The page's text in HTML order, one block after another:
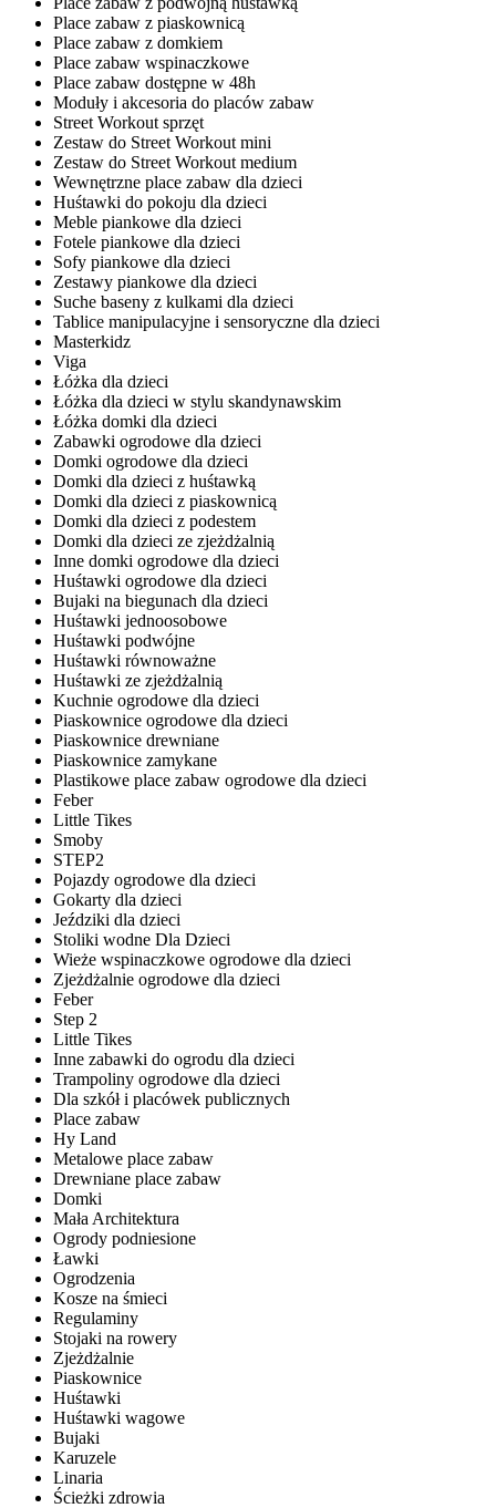
Place zabaw z piaskownicą
Place zabaw z domkiem
Place zabaw wspinaczkowe
Place zabaw dostępne w 48h
Moduły i akcesoria do placów zabaw
Street Workout sprzęt
Zestaw do Street Workout mini
Zestaw do Street Workout medium
Wewnętrzne place zabaw dla dzieci
Huśtawki do pokoju dla dzieci
Meble piankowe dla dzieci
Fotele piankowe dla dzieci
Sofy piankowe dla dzieci
Zestawy piankowe dla dzieci
Suche baseny z kulkami dla dzieci
Tablice manipulacyjne i sensoryczne dla dzieci
Masterkidz
Viga
Łóżka dla dzieci
Łóżka dla dzieci w stylu skandynawskim
Łóżka domki dla dzieci
Zabawki ogrodowe dla dzieci
Domki ogrodowe dla dzieci
Domki dla dzieci z huśtawką
Domki dla dzieci z piaskownicą
Domki dla dzieci z podestem
Domki dla dzieci ze zjeżdżalnią
Inne domki ogrodowe dla dzieci
Huśtawki ogrodowe dla dzieci
Bujaki na biegunach dla dzieci
Huśtawki jednoosobowe
Huśtawki podwójne
Huśtawki równoważne
Huśtawki ze zjeżdżalnią
Kuchnie ogrodowe dla dzieci
Piaskownice ogrodowe dla dzieci
Piaskownice drewniane
Piaskownice zamykane
Plastikowe place zabaw ogrodowe dla dzieci
Feber
Little Tikes
Smoby
STEP2
Pojazdy ogrodowe dla dzieci
Gokarty dla dzieci
Jeździki dla dzieci
Stoliki wodne Dla Dzieci
Wieże wspinaczkowe ogrodowe dla dzieci
Zjeżdżalnie ogrodowe dla dzieci
Feber
Step 2
Little Tikes
Inne zabawki do ogrodu dla dzieci
Trampoliny ogrodowe dla dzieci
Dla szkół i placówek publicznych
Place zabaw
Hy Land
Metalowe place zabaw
Drewniane place zabaw
Domki
Mała Architektura
Ogrody podniesione
Ławki
Ogrodzenia
Kosze na śmieci
Regulaminy
Stojaki na rowery
Zjeżdżalnie
Piaskownice
Huśtawki
Huśtawki wagowe
Bujaki
Karuzele
Linaria
Ścieżki zdrowia